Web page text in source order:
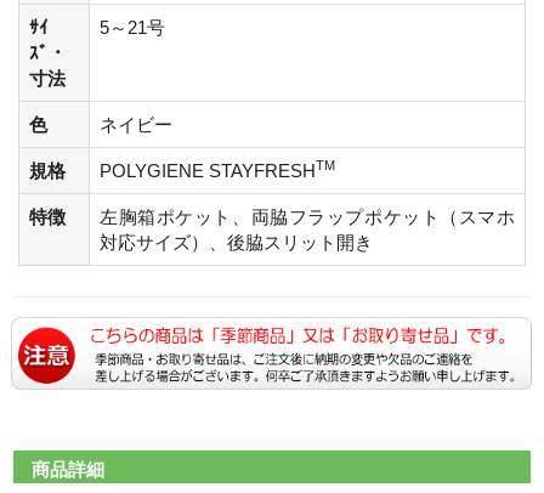
ｻｲ
ｽﾞ・
寸法
5～21号
色 ネイビー
規格 POLYGIENE STAYFRESHTM
特徴
左胸箱ポケット、両脇フラップポケット（スマホ
対応サイズ）、後脇スリット開き
商品詳細